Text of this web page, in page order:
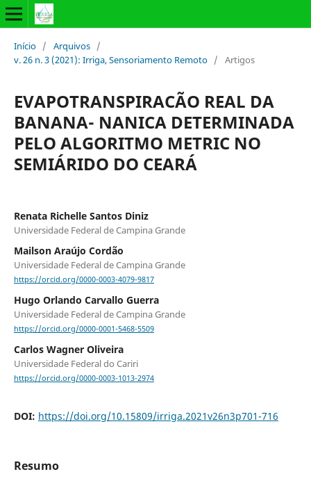
Início / Arquivos /
v. 26 n. 3 (2021): Irriga, Sensoriamento Remoto / Artigos
EVAPOTRANSPIRACÃO REAL DA
BANANA- NANICA DETERMINADA
PELO ALGORITMO METRIC NO
SEMIÁRIDO DO CEARÁ
Renata Richelle Santos Diniz
Universidade Federal de Campina Grande
Mailson Araújo Cordão
Universidade Federal de Campina Grande
https://orcid.org/0000-0003-4079-9817
Hugo Orlando Carvallo Guerra
Universidade Federal de Campina Grande
https://orcid.org/0000-0001-5468-5509
Carlos Wagner Oliveira
Universidade Federal do Cariri
https://orcid.org/0000-0003-1013-2974
DOI: https://doi.org/10.15809/irriga.2021v26n3p701-716
Resumo